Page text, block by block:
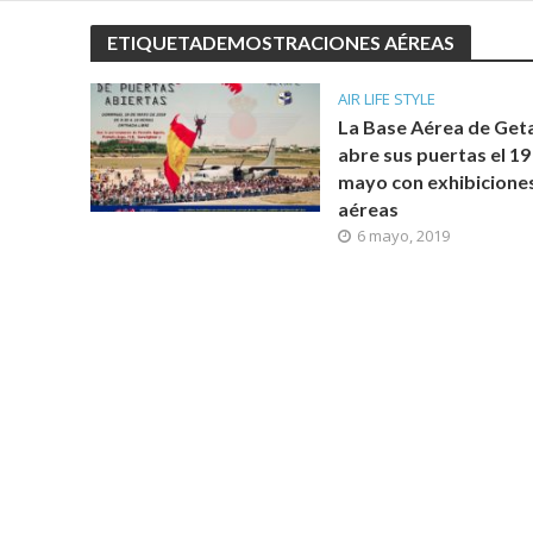
ETIQUETADEMOSTRACIONES AÉREAS
AIR LIFE STYLE
La Base Aérea de
abre sus puertas el
mayo con
aéreas
6 mayo, 2019